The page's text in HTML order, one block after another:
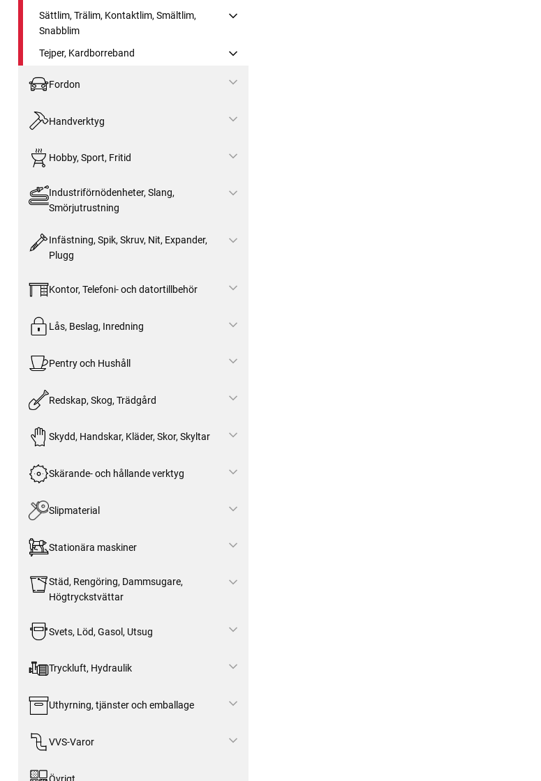
Sättlim, Trälim, Kontaktlim, Smältlim,
Snabblim
Tejper, Kardborreband
Fordon
Handverktyg
Hobby, Sport, Fritid
Industriförnödenheter, Slang,
Smörjutrustning
Infästning, Spik, Skruv, Nit, Expander,
Plugg
Kontor, Telefoni- och datortillbehör
Lås, Beslag, Inredning
Pentry och Hushåll
Redskap, Skog, Trädgård
Skydd, Handskar, Kläder, Skor, Skyltar
Skärande- och hållande verktyg
Slipmaterial
Stationära maskiner
Städ, Rengöring, Dammsugare,
Högtryckstvättar
Svets, Löd, Gasol, Utsug
Tryckluft, Hydraulik
Uthyrning, tjänster och emballage
VVS-Varor
Övrigt